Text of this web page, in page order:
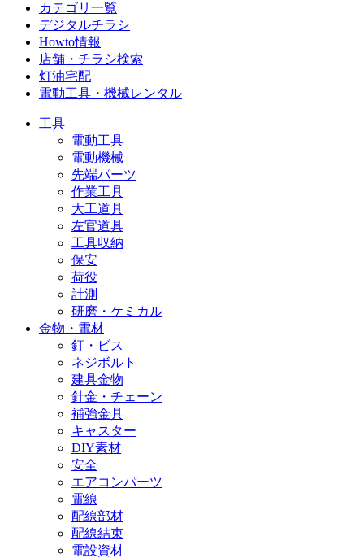
カテゴリ一覧
デジタルチラシ
Howto情報
店舗・チラシ検索
灯油宅配
電動工具・機械レンタル
工具
電動工具
電動機械
先端パーツ
作業工具
大工道具
左官道具
工具収納
保安
荷役
計測
研磨・ケミカル
金物・電材
釘・ビス
ネジボルト
建具金物
針金・チェーン
補強金具
キャスター
DIY素材
安全
エアコンパーツ
電線
配線部材
配線結束
電設資材